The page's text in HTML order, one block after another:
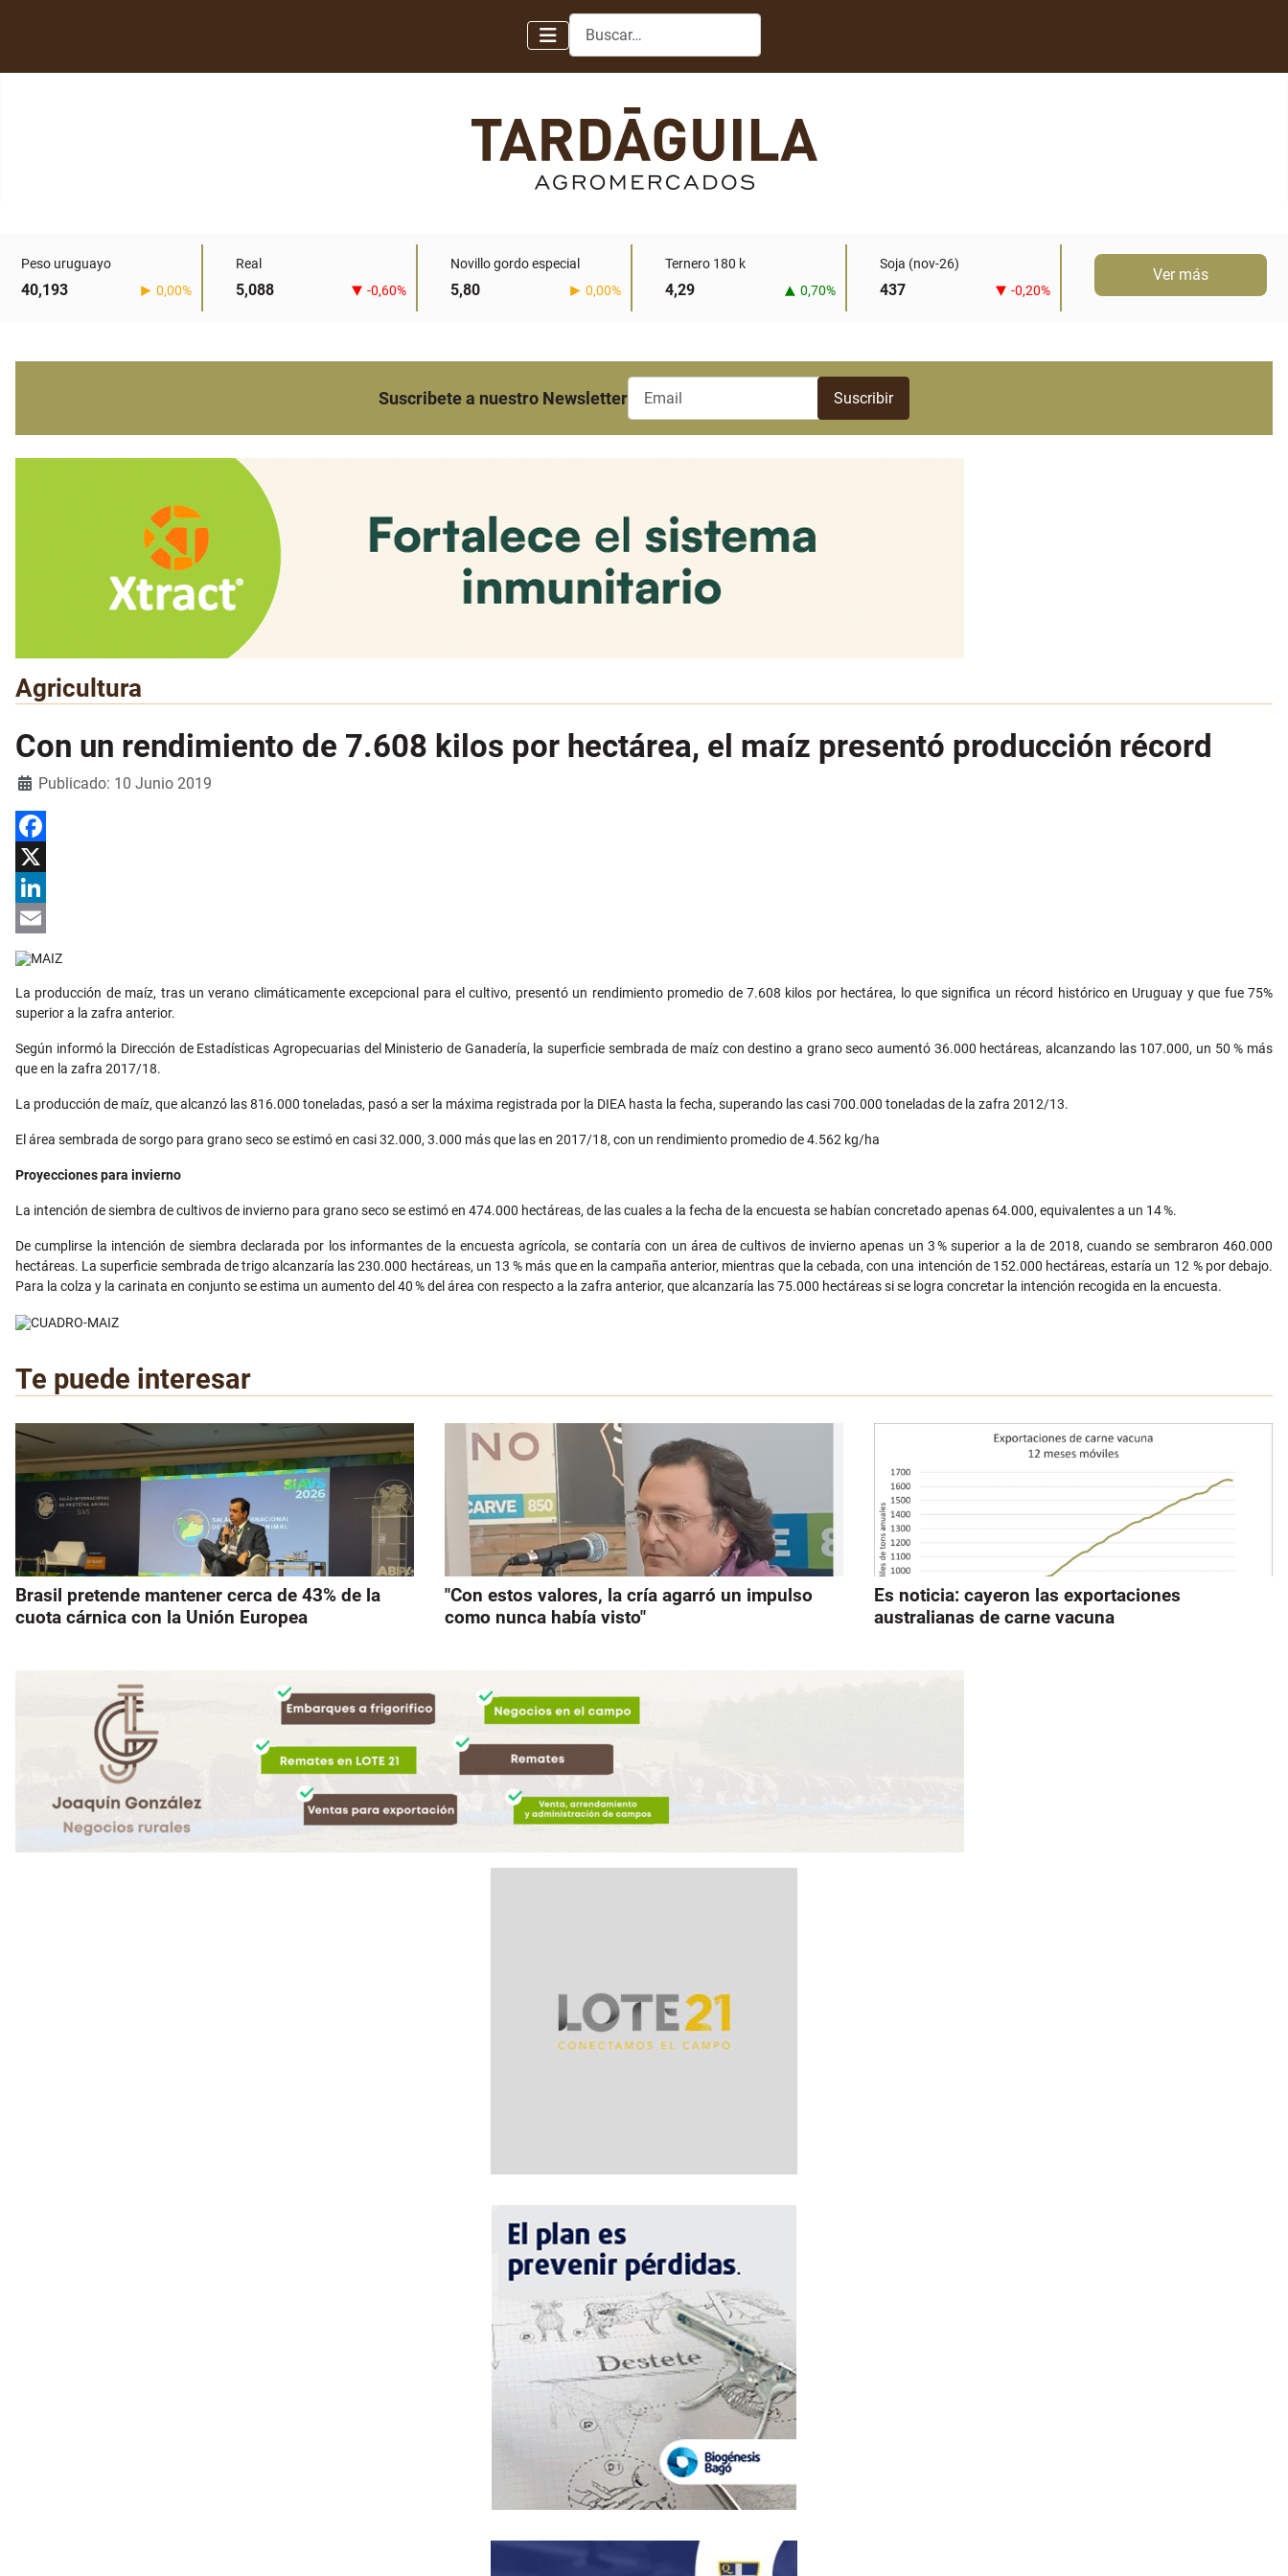
Buscar
Peso uruguayo
40,193 0,00%
Real
5,088 -0,60%
Novillo gordo especial
5,80 0,00%
Ternero 180 k
4,29 0,70%
Soja (nov-26)
437 -0,20%
Ver más
Suscribete a nuestro Newsletter
Agricultura
Con un rendimiento de 7.608 kilos por hectárea, el maíz presentó producción récord
Detalles
Publicado: 10 Junio 2019
Facebook
X
LinkedIn
Email
La producción de maíz, tras un verano climáticamente excepcional para el cultivo, presentó un rendimiento promedio de 7.608 kilos por hectárea, lo que significa un récord histórico en Uruguay y que fue 75%
superior a la zafra anterior.
Según informó la Dirección de Estadísticas Agropecuarias del Ministerio de Ganadería, la superficie sembrada de maíz con destino a grano seco aumentó 36.000 hectáreas, alcanzando las 107.000, un 50 % más
que en la zafra 2017/18.
La producción de maíz, que alcanzó las 816.000 toneladas, pasó a ser la máxima registrada por la DIEA hasta la fecha, superando las casi 700.000 toneladas de la zafra 2012/13.
El área sembrada de sorgo para grano seco se estimó en casi 32.000, 3.000 más que las en 2017/18, con un rendimiento promedio de 4.562 kg/ha
Proyecciones para invierno
La intención de siembra de cultivos de invierno para grano seco se estimó en 474.000 hectáreas, de las cuales a la fecha de la encuesta se habían concretado apenas 64.000, equivalentes a un 14 %.
De cumplirse la intención de siembra declarada por los informantes de la encuesta agrícola, se contaría con un área de cultivos de invierno apenas un 3 % superior a la de 2018, cuando se sembraron 460.000
hectáreas. La superficie sembrada de trigo alcanzaría las 230.000 hectáreas, un 13 % más que en la campaña anterior, mientras que la cebada, con una intención de 152.000 hectáreas, estaría un 12 % por debajo.
Para la colza y la carinata en conjunto se estima un aumento del 40 % del área con respecto a la zafra anterior, que alcanzaría las 75.000 hectáreas si se logra concretar la intención recogida en la encuesta.
Te puede interesar
Brasil pretende mantener cerca de 43% de la
cuota cárnica con la Unión Europea
"Con estos valores, la cría agarró un impulso
como nunca había visto"
Es noticia: cayeron las exportaciones
australianas de carne vacuna